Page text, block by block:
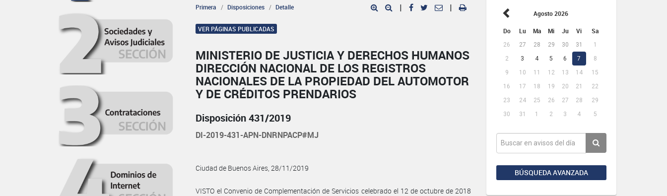
Agosto 2026
Do Lu Ma Mi Ju Vi Sa
26 27 28 29 30 31
1
2
3 4 5 6 7
8
9
10 11 12 13 14
15
16
17 18 19 20 21
22
23
24 25 26 27 28
29
30
31 1 2 3 4 5
BÚSQUEDA AVANZADA
Primera Disposiciones Detalle | |
VER PÁGINAS PUBLICADAS
MINISTERIO DE JUSTICIA Y DERECHOS HUMANOS
DIRECCIÓN NACIONAL DE LOS REGISTROS
NACIONALES DE LA PROPIEDAD DEL AUTOMOTOR
Y DE CRÉDITOS PRENDARIOS
Disposición 431/2019
DI-2019-431-APN-DNRNPACP#MJ
Ciudad de Buenos Aires, 28/11/2019
VISTO el Convenio de Complementación de Servicios celebrado el 12 de octubre de 2018